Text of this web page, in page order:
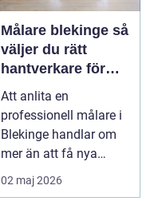
Målare blekinge så
väljer du rätt
hantverkare för
hem och företag
Att anlita en
professionell målare i
Blekinge handlar om
mer än att få nya
färger på väggarna.
Rätt ...
02 maj 2026